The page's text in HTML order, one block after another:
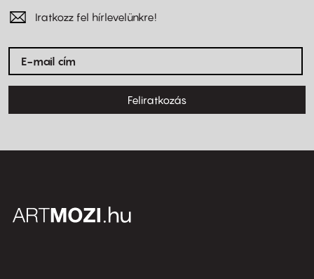
Iratkozz fel hírlevelünkre!
Feliratkozás